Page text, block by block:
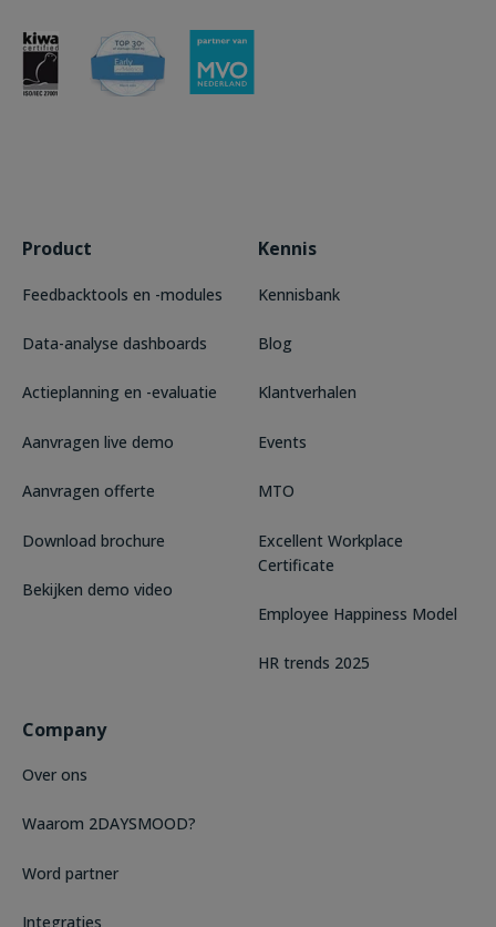
Product
Feedbacktools en -modules
Data-analyse dashboards
Actieplanning en -evaluatie
Aanvragen live demo
Aanvragen offerte
Download brochure
Bekijken demo video
Kennis
Kennisbank
Blog
Klantverhalen
Events
MTO
Excellent Workplace
Certificate
Employee Happiness Model
HR trends 2025
Company
Over ons
Waarom 2DAYSMOOD?
Word partner
Integraties